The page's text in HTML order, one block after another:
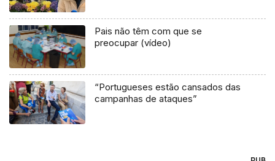
Pais não têm com que se
preocupar (vídeo)
“Portugueses estão cansados das
campanhas de ataques”